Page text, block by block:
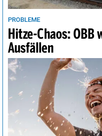
Wien
PROBLEME
Hitze-Chaos: ÖBB
Ausfällen